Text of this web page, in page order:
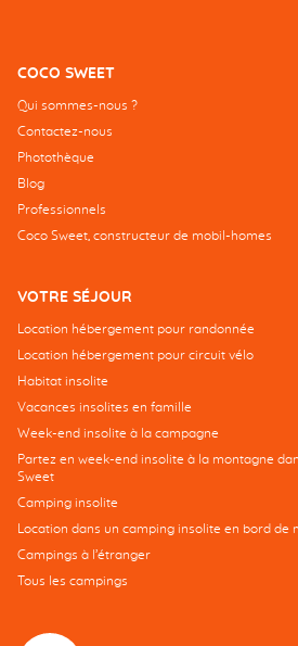
COCO SWEET
Qui sommes-nous ?
Contactez-nous
Photothèque
Blog
Professionnels
Coco Sweet, constructeur de mobil-homes
VOTRE SÉJOUR
Location hébergement pour randonnée
Location hébergement pour circuit vélo
Habitat insolite
Vacances insolites en famille
Week-end insolite à la campagne
Partez en week-end insolite à la montagne
Sweet
Camping insolite
Location dans un camping insolite en bord de
Campings à l’étranger
Tous les campings